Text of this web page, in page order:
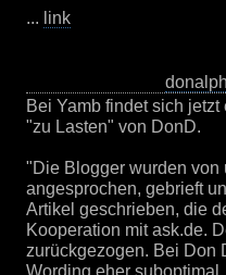
... link
Bei Yamb findet sich
"zu Lasten" von DonD.
"Die Blogger wurden von
angesprochen, gebrieft
Artikel geschrieben, die
Kooperation mit ask.de.
zurückgezogen. Bei Don
Wording eher